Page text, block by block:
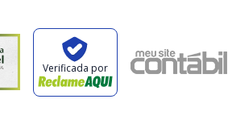
Verificada por